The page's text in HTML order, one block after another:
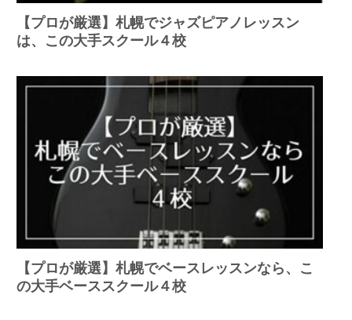
【プロが厳選】札幌でジャズピアノレッスン
は、この大手スクール４校
【プロが厳選】札幌でベースレッスンなら、こ
の大手ベーススクール４校